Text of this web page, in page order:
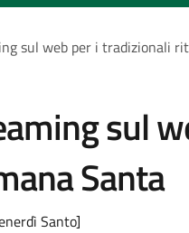
sul web per i tradizionali
sul
Santa
Santo]